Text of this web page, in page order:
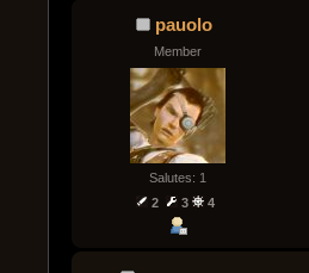
pauolo
Member
Salutes: 1
2
3 4